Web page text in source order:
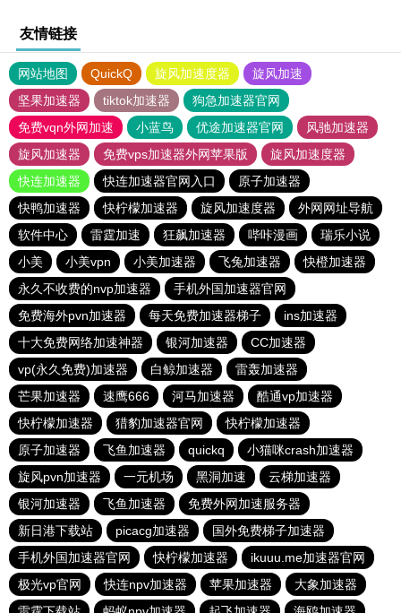
友情链接
网站地图 QuickQ 旋风加速度器
旋风加速
坚果加速器
tiktok加速器
狗急加速器官网
免费vqn外网加速
小蓝鸟 优途加速器官网
风驰加速器
旋风加速器
免费vps加速器外网苹果版
旋风加速度器
快连加速器
快连加速器官网入口
原子加速器
快鸭加速器
快柠檬加速器 旋风加速度器
外网网址导航
软件中心
雷霆加速 狂飙加速器 哔咔漫画
瑞乐小说
小美
小美vpn 小美加速器 飞兔加速器
快橙加速器
永久不收费的nvp加速器
手机外国加速器官网
免费海外pvn加速器
每天免费加速器梯子
ins加速器
十大免费网络加速神器
银河加速器
CC加速器
vp(永久免费)加速器
白鲸加速器
雷轰加速器
芒果加速器
速鹰666 河马加速器
酷通vp加速器
快柠檬加速器
猎豹加速器官网
快柠檬加速器
原子加速器
飞鱼加速器 quickq
小猫咪crash加速器
旋风pvn加速器
一元机场 黑洞加速
云梯加速器
银河加速器
飞鱼加速器
免费外网加速服务器
新日港下载站
picacg加速器
国外免费梯子加速器
手机外国加速器官网
快柠檬加速器
ikuuu.me加速器官网
极光vp官网
快连npv加速器 苹果加速器
大象加速器